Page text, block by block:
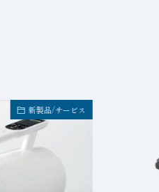
新製品/サービス